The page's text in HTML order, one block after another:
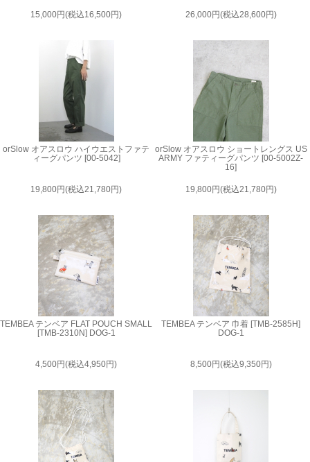
15,000円(税込16,500円) 26,000円(税込28,600円)
orSlow オアスロウ ハイウエストファテ
ィーグパンツ [00-5042]
19,800円(税込21,780円)
orSlow オアスロウ ショートレングス US
ARMY ファティーグパンツ [00-5002Z-
16]
19,800円(税込21,780円)
TEMBEA テンベア FLAT POUCH SMALL
[TMB-2310N] DOG-1
4,500円(税込4,950円)
TEMBEA テンベア 巾着 [TMB-2585H]
DOG-1
8,500円(税込9,350円)